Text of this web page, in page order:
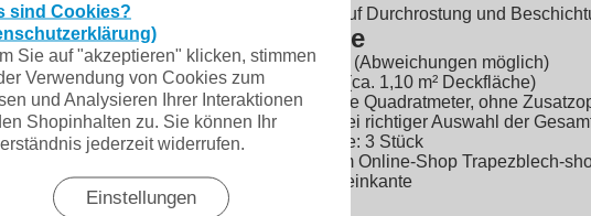
sind Cookies?
Sie auf "akzeptieren" klicken, stimmen
Verwendung von Cookies zum
und Analysieren Ihrer Interaktionen
Shopinhalten zu. Sie können Ihr
jederzeit widerrufen.
Einstellungen
Garantie: 10 Jahre auf Durchrostung und
Bestellhinweise
Farben: ähnlich RAL (Abweichungen möglich)
Preis: pro 1 m Profil (ca. 1,10 m² Deckfläche)
Grundpreis: in Euro je Quadratmeter, ohne
Angebot nur gültig bei richtiger Auswahl der
Mindestbestellmenge: 3 Stück
Dieses Produkt ist im Online-Shop Trapezblech-
Lieferung bis Bordsteinkante
Produktdatenblatt